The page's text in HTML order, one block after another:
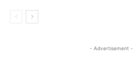
- Advertisement -